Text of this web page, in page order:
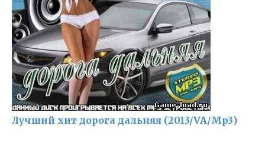
Лучший хит дорога дальняя (2013/VA/Mp3)